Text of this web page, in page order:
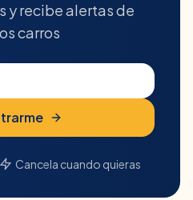
y recibe alertas de
carros
Cancela cuando quieras